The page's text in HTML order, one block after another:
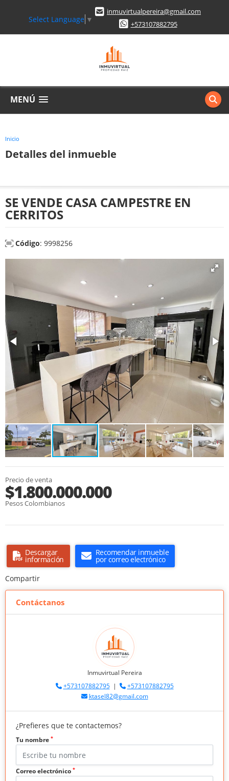
Select Language ▼
inmuvirtualpereira@gmail.com
+573107882795
MENÚ
Inicio
Detalles del inmueble
SE VENDE CASA CAMPESTRE EN
CERRITOS
Código: 9998256
Precio de venta
$1.800.000.000
Pesos Colombianos
Descargar
información
Recomendar inmueble
por correo electrónico
Compartir
Contáctanos
Inmuvirtual Pereira
+573107882795|
+573107882795
ktasel82@gmail.com
¿Prefieres que te contactemos?
Tu nombre *
Correo electrónico *